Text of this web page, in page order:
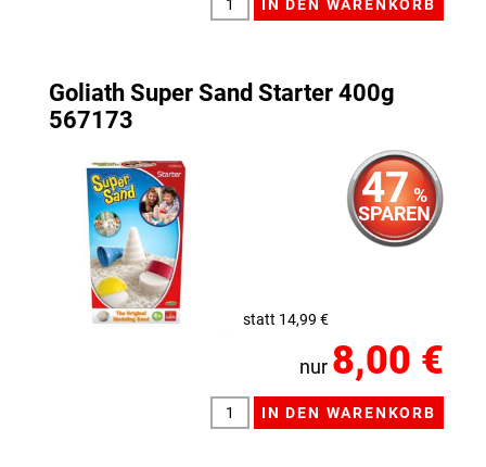
Goliath Super Sand Starter 400g
567173
47 %
SPAREN
statt 14,99 €
nur 8,00 €